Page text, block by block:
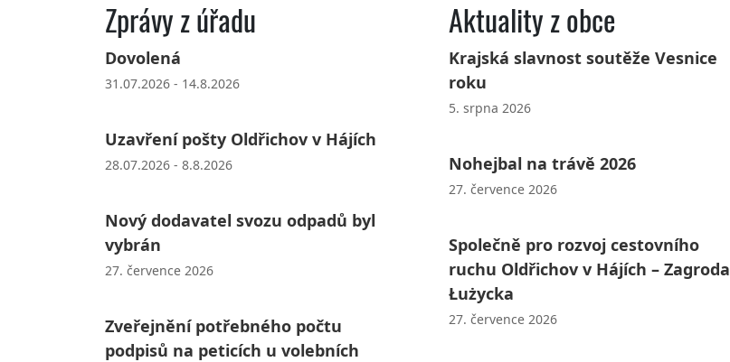
Zprávy z úřadu
Dovolená
31.07.2026 - 14.8.2026
Uzavření pošty Oldřichov v Hájích
28.07.2026 - 8.8.2026
Nový dodavatel svozu odpadů byl
vybrán
27. července 2026
Zveřejnění potřebného počtu
podpisů na peticích u volebních
Aktuality z obce
Krajská slavnost soutěže Vesnice
roku
5. srpna 2026
Nohejbal na trávě 2026
27. července 2026
Společně pro rozvoj cestovního
ruchu Oldřichov v Hájích – Zagroda
Łużycka
27. července 2026